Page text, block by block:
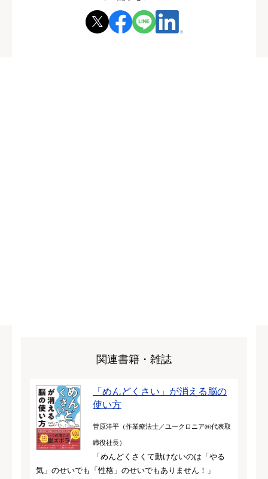
関連書籍・雑誌
「めんどくさい」が消える脳の
使い方
菅原洋平（作業療法士／ユークロニア㈱代表取
締役社長）
「めんどくさくて動けないのは「やる
気」のせいでも「性格」のせいでもありません！」